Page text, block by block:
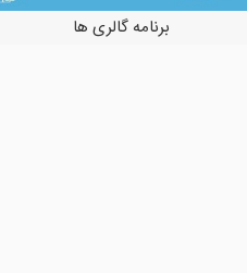
برنامه گالری ها